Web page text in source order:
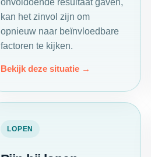
onvoldoende resultaat gaven,
kan het zinvol zijn om
opnieuw naar beïnvloedbare
factoren te kijken.
Bekijk deze situatie
LOPEN